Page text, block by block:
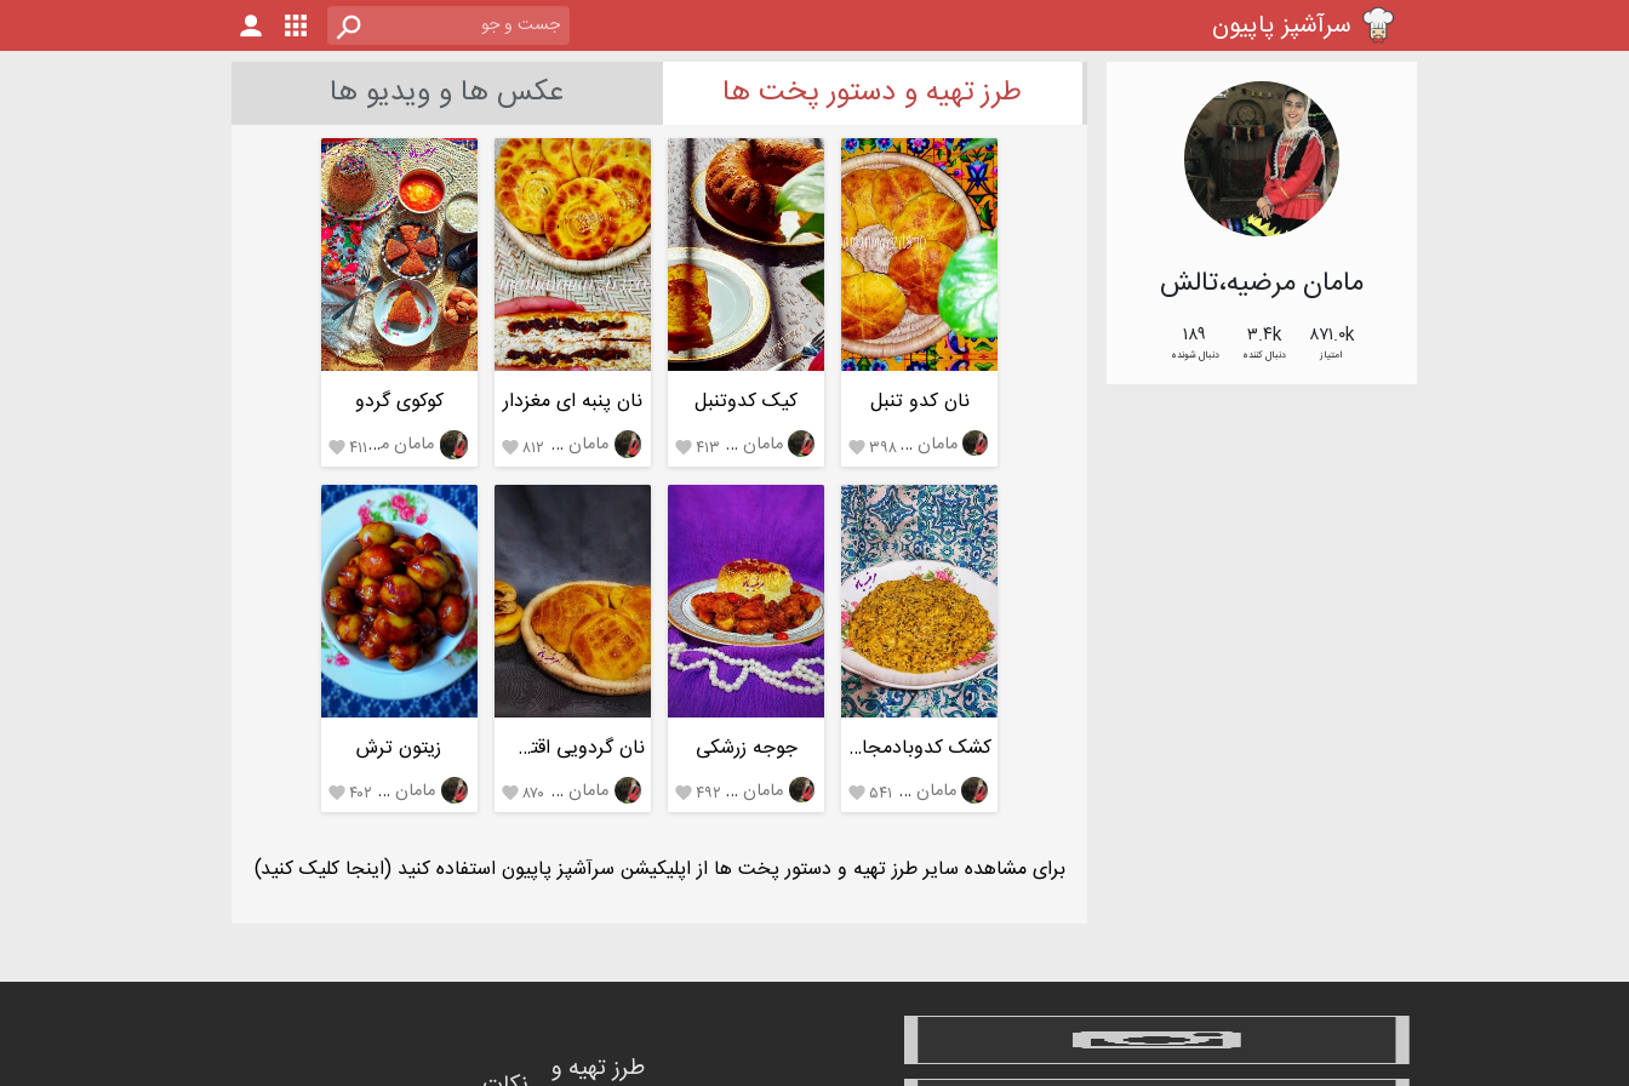
سرآشپز پاپیون
مامان مرضیه،تالش
۸۷۱.۰k
امتیاز
۳.۴k
دنبال کننده
۱۸۹
دنبال شونده
طرز تهیه و دستور پخت ها عکس ها و ویدیو ها
نان کدو تنبل
مامان مرضیه،تالش۳۹۸
کیک کدوتنبل
مامان مرضیه،تالش ۴۱۳ 
نان پنبه ای مغزدار
مامان مرضیه،تالش ۸۱۲
کوکوی گردو
مامان مرضیه،تالش۴۱۱ 
کشک کدوبادمجان رژیمی
مامان مرضیه،تالش ۵۴۱ 
جوجه زرشکی
مامان مرضیه،تالش ۴۹۲ 
نان گردویی اقتصادی
مامان مرضیه،تالش ۸۷۰
زیتون ترش
مامان مرضیه،تالش ۴۰۲ 
برای مشاهده سایر طرز تهیه و دستور پخت ها از اپلیکیشن سرآشپز پاپیون استفاده کنید (اینجا کلیک کنید)
طرز تهیه و